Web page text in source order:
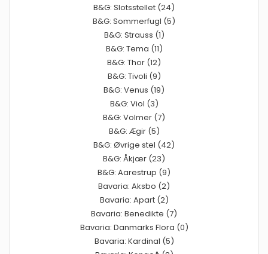
B&G: Slotsstellet (24)
B&G: Sommerfugl (5)
B&G: Strauss (1)
B&G: Tema (11)
B&G: Thor (12)
B&G: Tivoli (9)
B&G: Venus (19)
B&G: Viol (3)
B&G: Volmer (7)
B&G: Ægir (5)
B&G: Øvrige stel (42)
B&G: Åkjær (23)
B&G: Aarestrup (9)
Bavaria: Aksbo (2)
Bavaria: Apart (2)
Bavaria: Benedikte (7)
Bavaria: Danmarks Flora (0)
Bavaria: Kardinal (5)